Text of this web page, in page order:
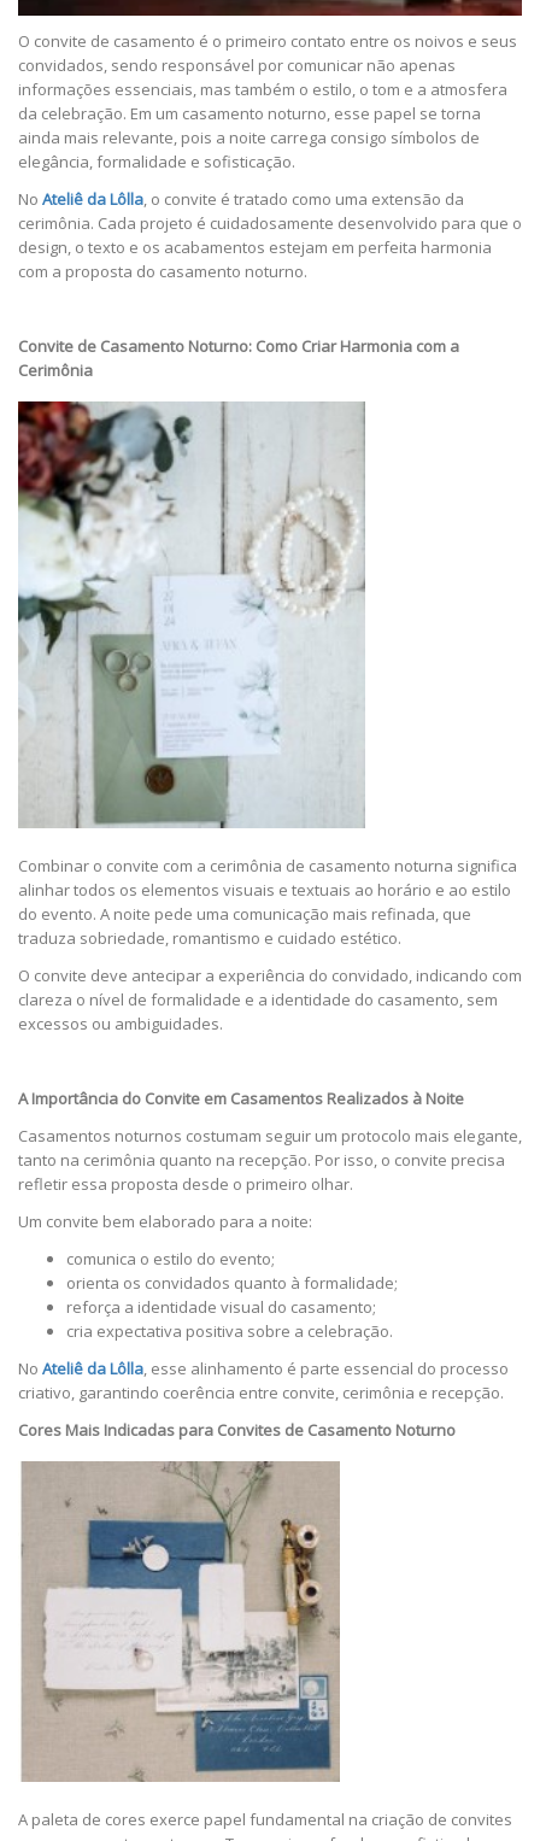
O convite de casamento é o primeiro contato entre os noivos e seus
convidados, sendo responsável por comunicar não apenas
informações essenciais, mas também o estilo, o tom e a atmosfera
da celebração. Em um casamento noturno, esse papel se torna
ainda mais relevante, pois a noite carrega consigo símbolos de
elegância, formalidade e sofisticação.
No Ateliê da Lôlla, o convite é tratado como uma extensão da
cerimônia. Cada projeto é cuidadosamente desenvolvido para que o
design, o texto e os acabamentos estejam em perfeita harmonia
com a proposta do casamento noturno.
Convite de Casamento Noturno: Como Criar Harmonia com a
Cerimônia
Combinar o convite com a cerimônia de casamento noturna significa
alinhar todos os elementos visuais e textuais ao horário e ao estilo
do evento. A noite pede uma comunicação mais refinada, que
traduza sobriedade, romantismo e cuidado estético.
O convite deve antecipar a experiência do convidado, indicando com
clareza o nível de formalidade e a identidade do casamento, sem
excessos ou ambiguidades.
A Importância do Convite em Casamentos Realizados à Noite
Casamentos noturnos costumam seguir um protocolo mais elegante,
tanto na cerimônia quanto na recepção. Por isso, o convite precisa
refletir essa proposta desde o primeiro olhar.
Um convite bem elaborado para a noite:
comunica o estilo do evento;
orienta os convidados quanto à formalidade;
reforça a identidade visual do casamento;
cria expectativa positiva sobre a celebração.
No Ateliê da Lôlla, esse alinhamento é parte essencial do processo
criativo, garantindo coerência entre convite, cerimônia e recepção.
Cores Mais Indicadas para Convites de Casamento Noturno
A paleta de cores exerce papel fundamental na criação de convites